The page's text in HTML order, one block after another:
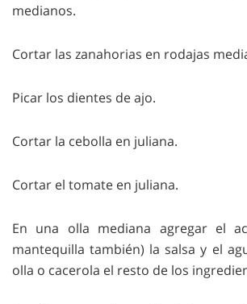
medianos.
Cortar las zanahorias en rodajas
Picar los dientes de ajo.
Cortar la cebolla en juliana.
Cortar el tomate en juliana.
En una olla mediana agregar el
mantequilla también) la salsa y el
olla o cacerola el resto de los